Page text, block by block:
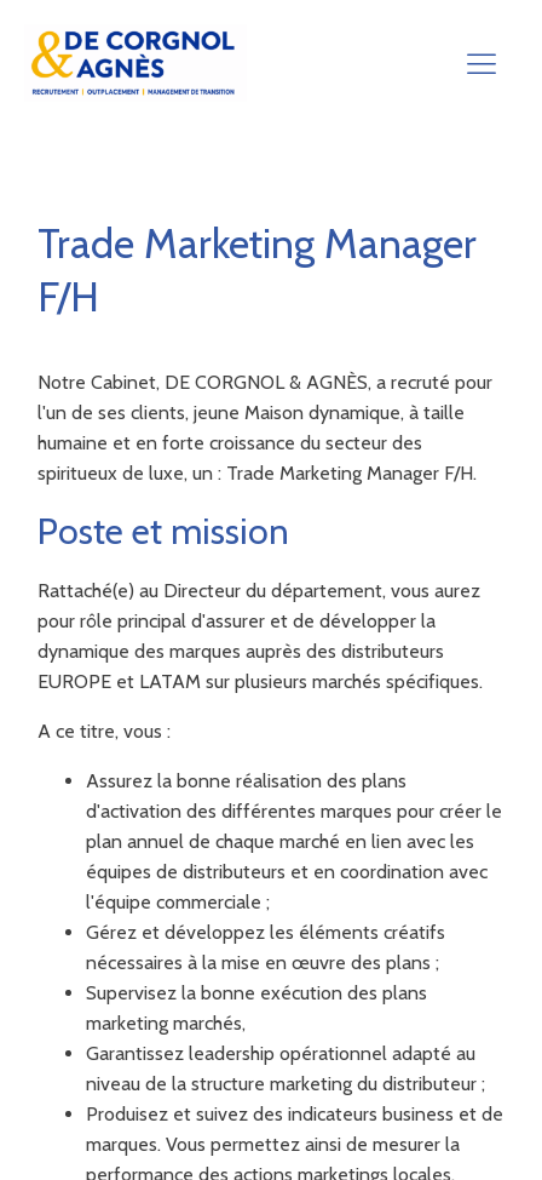
Trade Marketing Manager
F/H
Notre Cabinet, DE CORGNOL & AGNÈS, a recruté pour
l'un de ses clients, jeune Maison dynamique, à taille
humaine et en forte croissance du secteur des
spiritueux de luxe, un : Trade Marketing Manager F/H.
Poste et mission
Rattaché(e) au Directeur du département, vous aurez
pour rôle principal d'assurer et de développer la
dynamique des marques auprès des distributeurs
EUROPE et LATAM sur plusieurs marchés spécifiques.
A ce titre, vous :
Assurez la bonne réalisation des plans
d'activation des différentes marques pour créer le
plan annuel de chaque marché en lien avec les
équipes de distributeurs et en coordination avec
l'équipe commerciale ;
Gérez et développez les éléments créatifs
nécessaires à la mise en œuvre des plans ;
Supervisez la bonne exécution des plans
marketing marchés,
Garantissez leadership opérationnel adapté au
niveau de la structure marketing du distributeur ;
Produisez et suivez des indicateurs business et de
marques. Vous permettez ainsi de mesurer la
performance des actions marketings locales.